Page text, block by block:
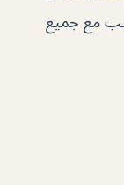
مع جميع